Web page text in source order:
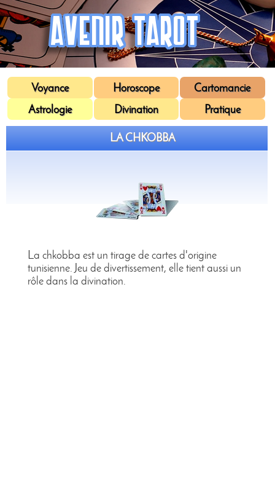
Voyance Horoscope
Cartomancie
Astrologie
Divination Pratique
LA CHKOBBA
La chkobba est un tirage de cartes d'origine
tunisienne. Jeu de divertissement, elle tient aussi un
rôle dans la divination.